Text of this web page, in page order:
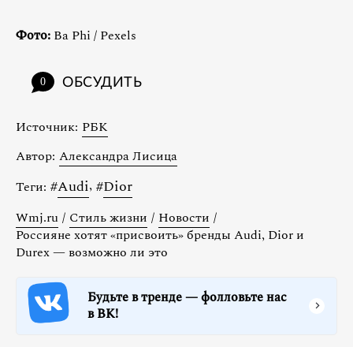
Фото: Ba Phi / Pexels
0 ОБСУДИТЬ
Источник: РБК
Автор: Александра Лисица
Теги: #Audi, #Dior
Wmj.ru / Стиль жизни / Новости /
Россияне хотят «присвоить» бренды Audi, Dior и
Durex — возможно ли это
Будьте в тренде — фолловьте нас
в ВК!